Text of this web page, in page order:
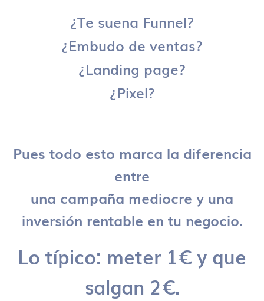
¿Te suena Funnel?
¿Embudo de ventas?
¿Landing page?
¿Pixel?
Pues todo esto marca la diferencia
entre
una campaña mediocre y una
inversión rentable en tu negocio.
Lo típico: meter 1€ y que
salgan 2€.